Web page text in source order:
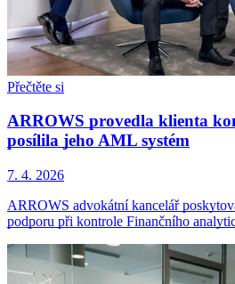
Přečtěte si
ARROWS provedla klienta
posílila jeho AML systém
7. 4. 2026
ARROWS advokátní kancelář
podporu při kontrole Finančního